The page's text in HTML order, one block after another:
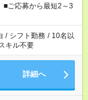
ーク希望
と、もう1つのお仕事
は応募できません。
■ご応募から最短2～3
/ シフト勤務 / 10名以
キル不要
詳細へ